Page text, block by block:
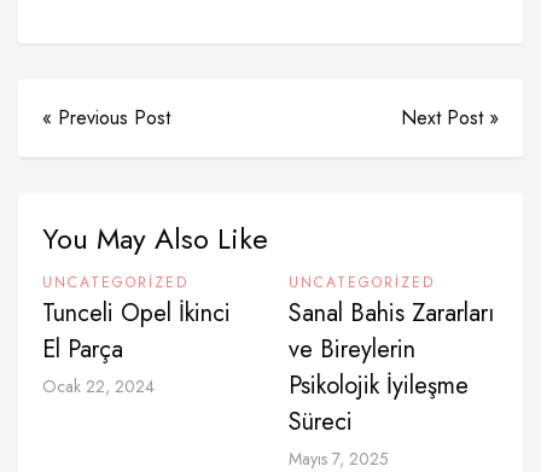
« Previous Post Next Post »
You May Also Like
UNCATEGORIZED
Tunceli Opel İkinci
El Parça
Ocak 22, 2024
UNCATEGORIZED
Sanal Bahis Zararları
ve Bireylerin
Psikolojik İyileşme
Süreci
Mayıs 7, 2025